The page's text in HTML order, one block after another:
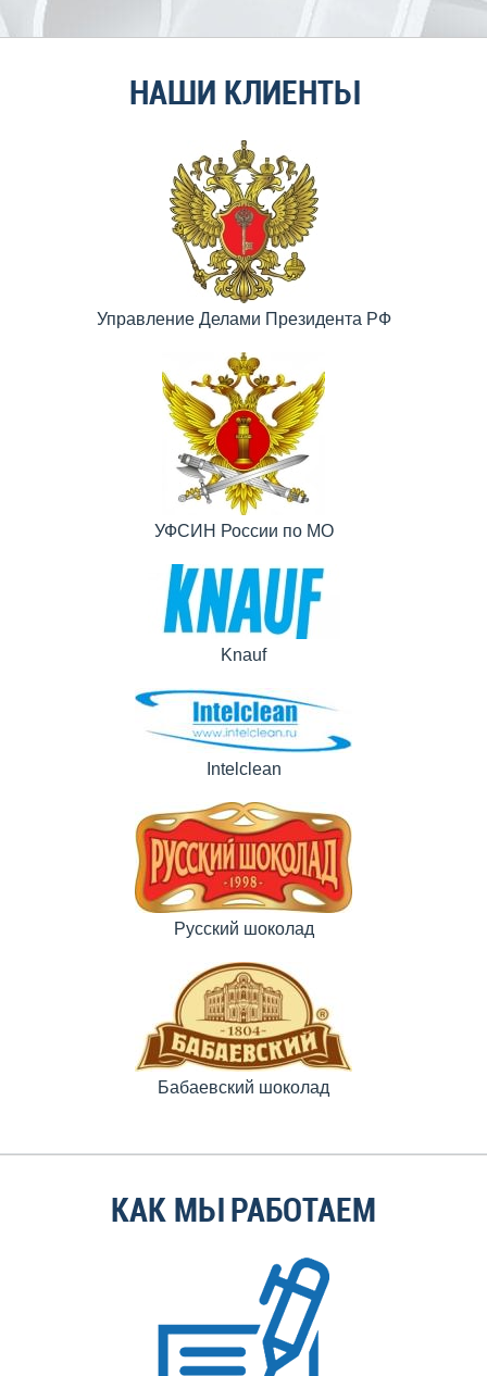
НАШИ КЛИЕНТЫ
Управление Делами Президента РФ
УФСИН России по МО
Knauf
Intelclean
Русский шоколад
Бабаевский шоколад
КАК МЫ РАБОТАЕМ